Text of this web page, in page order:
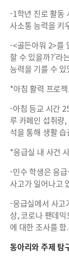
-1학년 진로 활동
사소통 능력을 키
-<골든아워 2>를
할 수 있을까?’라
능력을 기를 수 있
*아침 활력 프로
-아침 등교 시간
루 카페인 섭취량
석을 통해 생활
*응급실 내 사건
-민수 학생은 응
사고가 일어나고
-응급실에서 사고
상, 코로나 팬데
에 대한 조사를 함.
동아리와 주제 탐